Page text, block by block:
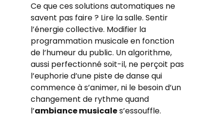
Ce que ces solutions automatiques ne
savent pas faire ? Lire la salle. Sentir
l’énergie collective. Modifier la
programmation musicale en fonction
de l’humeur du public. Un algorithme,
aussi perfectionné soit-il, ne perçoit pas
l’euphorie d’une piste de danse qui
commence à s’animer, ni le besoin d’un
changement de rythme quand
l’ambiance musicale s’essouffle.